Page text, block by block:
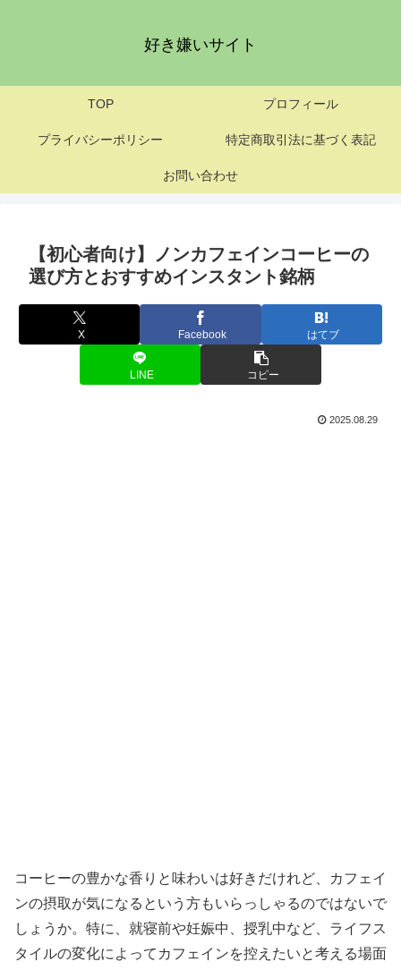
好き嫌いサイト
TOP プロフィール
プライバシーポリシー 特定商取引法に基づく表記
お問い合わせ
【初心者向け】ノンカフェインコーヒーの
選び方とおすすめインスタント銘柄
X Facebook はてブ
LINE コピー
2025.08.29
コーヒーの豊かな香りと味わいは好きだけれど、カフェイ
ンの摂取が気になるという方もいらっしゃるのではないで
しょうか。特に、就寝前や妊娠中、授乳中など、ライフス
タイルの変化によってカフェインを控えたいと考える場面